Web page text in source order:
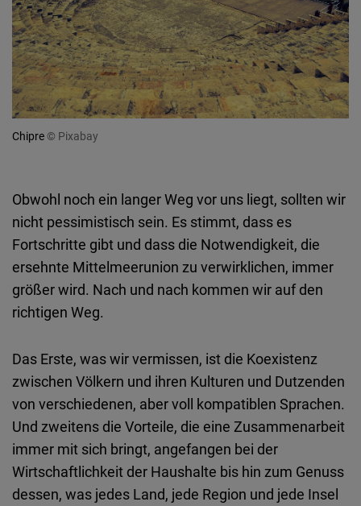
Chipre © Pixabay
Obwohl noch ein langer Weg vor uns liegt, sollten wir
nicht pessimistisch sein. Es stimmt, dass es
Fortschritte gibt und dass die Notwendigkeit, die
ersehnte Mittelmeerunion zu verwirklichen, immer
größer wird. Nach und nach kommen wir auf den
richtigen Weg.
Das Erste, was wir vermissen, ist die Koexistenz
zwischen Völkern und ihren Kulturen und Dutzenden
von verschiedenen, aber voll kompatiblen Sprachen.
Und zweitens die Vorteile, die eine Zusammenarbeit
immer mit sich bringt, angefangen bei der
Wirtschaftlichkeit der Haushalte bis hin zum Genuss
dessen, was jedes Land, jede Region und jede Insel